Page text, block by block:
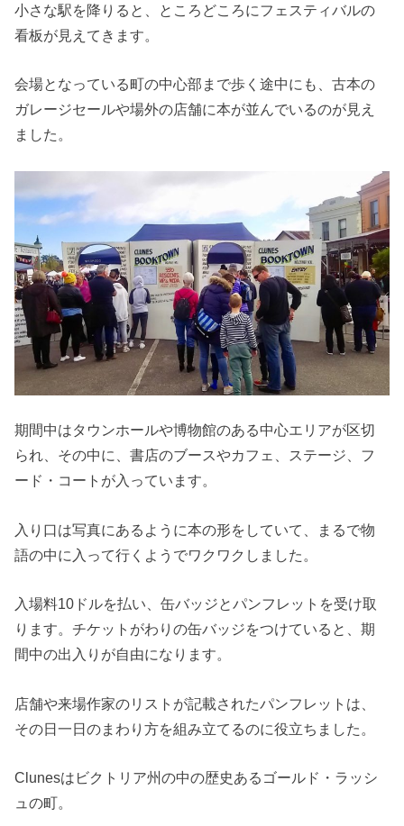
小さな駅を降りると、ところどころにフェスティバルの
看板が見えてきます。
会場となっている町の中心部まで歩く途中にも、古本の
ガレージセールや場外の店舗に本が並んでいるのが見え
ました。
期間中はタウンホールや博物館のある中心エリアが区切
られ、その中に、書店のブースやカフェ、ステージ、フ
ード・コートが入っています。
入り口は写真にあるように本の形をしていて、まるで物
語の中に入って行くようでワクワクしました。
入場料10ドルを払い、缶バッジとパンフレットを受け取
ります。チケットがわりの缶バッジをつけていると、期
間中の出入りが自由になります。
店舗や来場作家のリストが記載されたパンフレットは、
その日一日のまわり方を組み立てるのに役立ちました。
Clunesはビクトリア州の中の歴史あるゴールド・ラッシ
ュの町。